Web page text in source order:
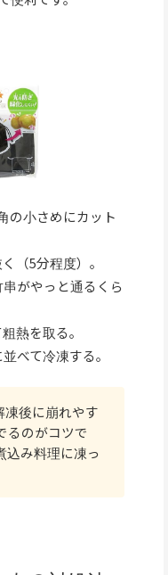
の小さめにカット
（5分程度）。
がやっと通るくら
熱を取る。
べて冷凍する。
後に崩れやす
るのがコツで
込み料理に凍っ